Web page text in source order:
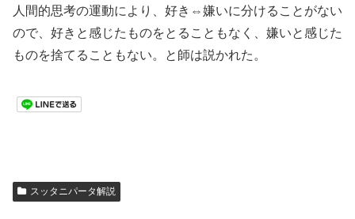
人間的思考の運動により、好き⇔嫌いに分けることがない
ので、好きと感じたものをとることもなく、嫌いと感じた
ものを捨てることもない。と師は説かれた。
スッタニパータ解説